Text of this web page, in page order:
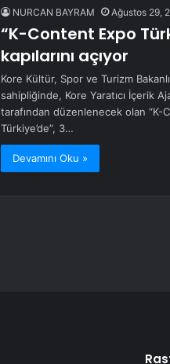
NURCAN BAYRAM Ağustos 29,
“K-Content Expo
kapılarını açıyor
Kore Kültür, Spor ve Turizm
sahipliğinde, Kore Yaratıcı İçerik
tarafından düzenlenecek olan “K-
Türkiye’de”, 3…
Devamını Oku »